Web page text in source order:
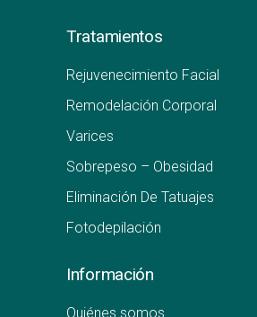
Tratamientos
Rejuvenecimiento Facial
Remodelación Corporal
Varices
Sobrepeso – Obesidad
Eliminación De Tatuajes
Fotodepilación
Información
Quiénes somos